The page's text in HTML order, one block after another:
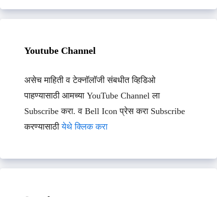
Youtube Channel
असेच माहिती व टेक्नॉलॉजी संबधीत व्हिडिओ
पाहण्यासाठी आमच्या YouTube Channel ला
Subscribe करा. व Bell Icon प्रेस करा Subscribe
करण्यासाठीयेथे क्लिक करा